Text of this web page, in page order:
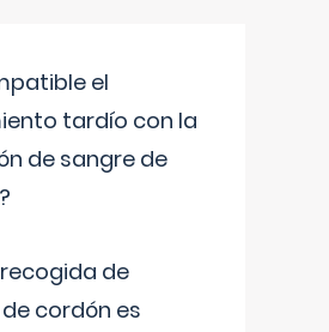
el
tardío con la
de sangre de
de
cordón es